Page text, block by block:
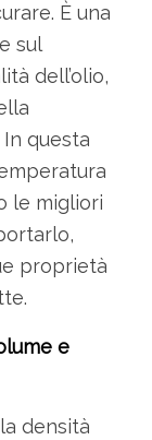
È una
sul
dell’olio,
questa
le migliori
proprietà
e
densità